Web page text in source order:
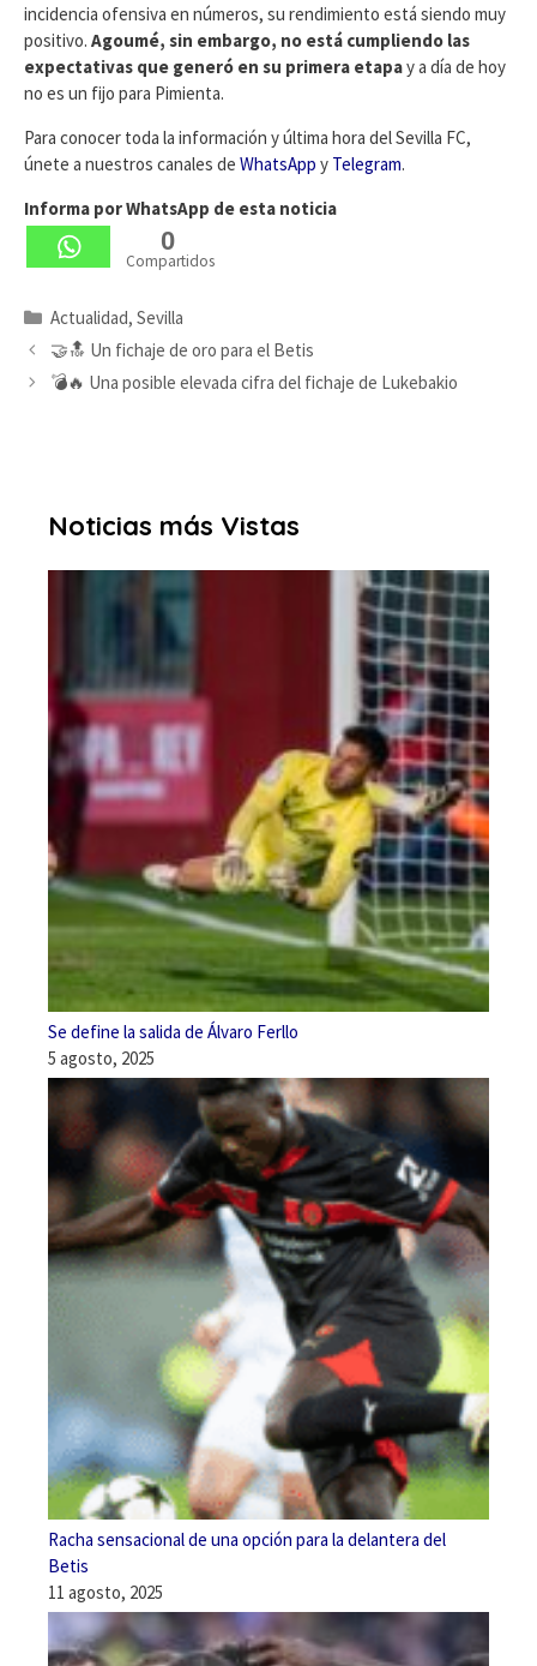
incidencia ofensiva en números, su rendimiento está siendo muy
positivo. Agoumé, sin embargo, no está cumpliendo las
expectativas que generó en su primera etapay a día de hoy
no es un fijo para Pimienta.
Para conocer toda la información y última hora del Sevilla FC,
únete a nuestros canales de WhatsApp y Telegram.
Informa por WhatsApp de esta noticia
0
Compartidos
Categorías
Actualidad, Sevilla
🤝🔝 Un fichaje de oro para el Betis
💣🔥 Una posible elevada cifra del fichaje de Lukebakio
Noticias más Vistas
Se define la salida de Álvaro Ferllo
5 agosto, 2025
Racha sensacional de una opción para la delantera del
Betis
11 agosto, 2025